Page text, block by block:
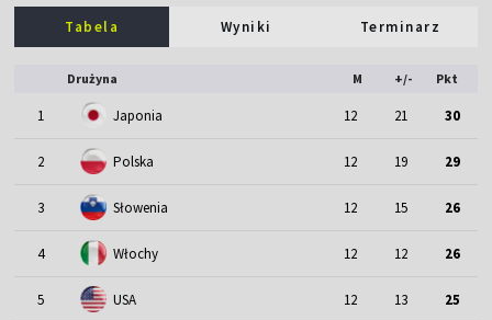
Tabela Wyniki Terminarz
Drużyna M +/- Pkt
1 Japonia 12 21 30
2 Polska 12 19 29
3 Słowenia 12 15 26
4 Włochy 12 12 26
5 USA 12 13 25